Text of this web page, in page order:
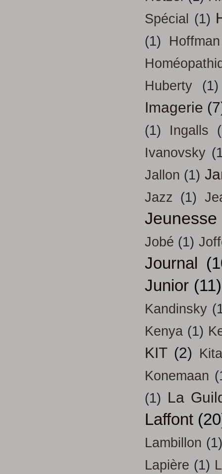
Spécial (1)
(1)
Hoffman
Huberty
(1)
Imagerie
(1) Ingalls
Ivanovsky
Jallon (1)
Jazz (1)
Jeunesse
Jobé (1)
Journal
Junior (11)
Kandinsky
Kenya (1)
KIT (2)
Konemaan
(1) La
Laffont
Lambillon (1)
Lapière (1)